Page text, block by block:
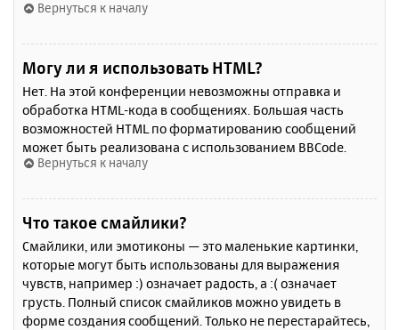
Вернуться к началу
Могу ли я использовать HTML?
Нет. На этой конференции невозможны отправка и
обработка HTML-кода в сообщениях. Большая часть
возможностей HTML по форматированию сообщений
может быть реализована с использованием BBCode.
Вернуться к началу
Что такое смайлики?
Смайлики, или эмотиконы — это маленькие картинки,
которые могут быть использованы для выражения
чувств, например :) означает радость, а :( означает
грусть. Полный список смайликов можно увидеть в
форме создания сообщений. Только не перестарайтесь,